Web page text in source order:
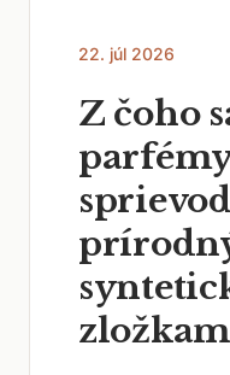
22. júl 2026
Z čoho